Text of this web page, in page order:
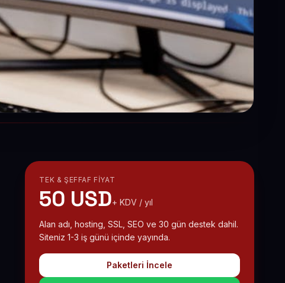
TEK & ŞEFFAF FIYAT
50 USD+ KDV / yıl
Alan adı, hosting, SSL, SEO ve 30 gün destek dahil.
Siteniz 1-3 iş günü içinde yayında.
Paketleri İncele